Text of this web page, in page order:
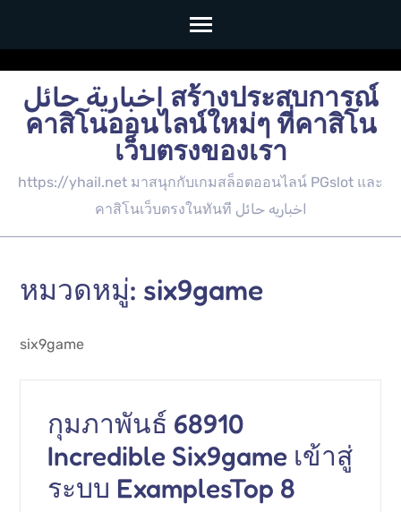
content
اخبارية حائل สร้างประสบการณ์
คาสิโนออนไลน์ใหม่ๆ ที่คาสิโน
เว็บตรงของเรา
https://yhail.net มาสนุกกับเกมสล็อตออนไลน์ PGslot และ
คาสิโนเว็บตรงในทันที اخباريه حائل
หมวดหมู่: six9game
six9game
กุมภาพันธ์ 68910
Incredible Six9game เข้าสู่
ระบบ ExamplesTop 8